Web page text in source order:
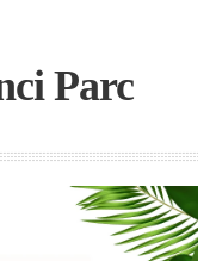
Parc